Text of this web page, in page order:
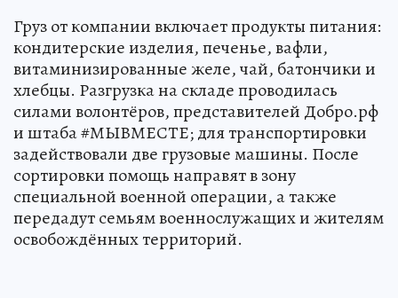
Груз от компании включает продукты питания:
кондитерские изделия, печенье, вафли,
витаминизированные желе, чай, батончики и
хлебцы. Разгрузка на складе проводилась
силами волонтёров, представителей Добро.рф
и штаба #МЫВМЕСТЕ; для транспортировки
задействовали две грузовые машины. После
сортировки помощь направят в зону
специальной военной операции, а также
передадут семьям военнослужащих и жителям
освобождённых территорий.